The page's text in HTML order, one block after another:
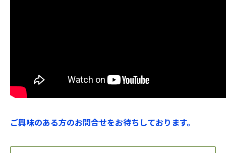
ご興味のある方のお問合せをお待ちしております。